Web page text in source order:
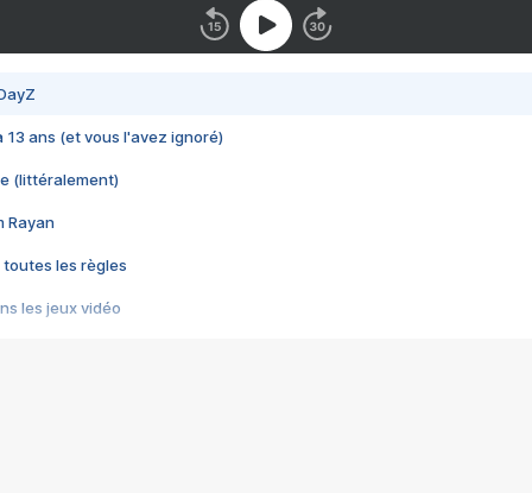
13 ans (et vous l'avez ignoré)
(littéralement)
Rayan
toutes les règles
les jeux vidéo